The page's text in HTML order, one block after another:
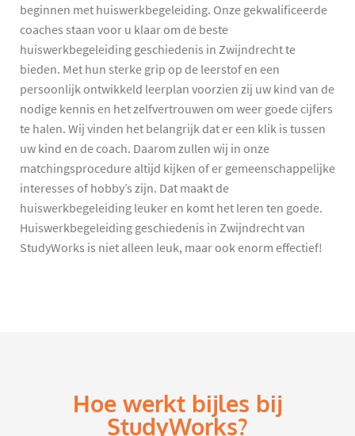
beginnen met huiswerkbegeleiding. Onze gekwalificeerde
coaches staan voor u klaar om de beste
huiswerkbegeleiding geschiedenis in Zwijndrecht te
bieden. Met hun sterke grip op de leerstof en een
persoonlijk ontwikkeld leerplan voorzien zij uw kind van de
nodige kennis en het zelfvertrouwen om weer goede cijfers
te halen. Wij vinden het belangrijk dat er een klik is tussen
uw kind en de coach. Daarom zullen wij in onze
matchingsprocedure altijd kijken of er gemeenschappelijke
interesses of hobby’s zijn. Dat maakt de
huiswerkbegeleiding leuker en komt het leren ten goede.
Huiswerkbegeleiding geschiedenis in Zwijndrecht van
StudyWorks is niet alleen leuk, maar ook enorm effectief!
Hoe werkt bijles bij
StudyWorks?